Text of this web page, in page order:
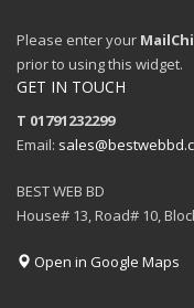
Please enter your
prior to using this widget.
GET IN TOUCH
T 01791232299
Email:
BEST WEB BD
House# 13, Road# 10,
Open in Google Maps